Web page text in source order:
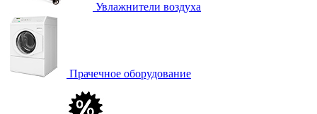
Увлажнители воздуха
Прачечное оборудование